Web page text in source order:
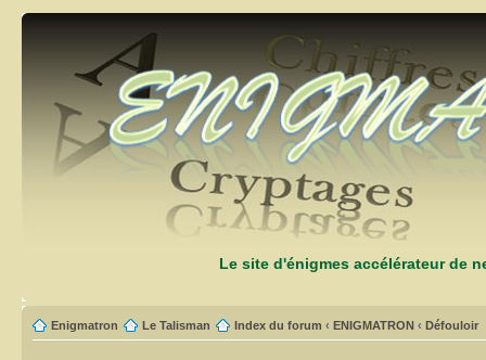
Le site d'énigmes accélérateur de
Enigmatron Le Talisman Index du forum ‹ ENIGMATRON ‹ Défouloir